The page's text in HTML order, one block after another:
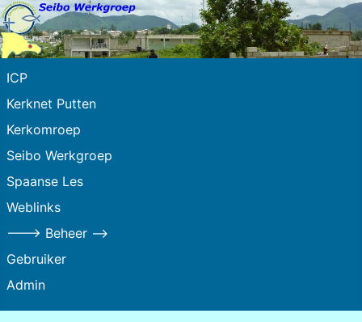
ICP
Kerknet Putten
Kerkomroep
Seibo Werkgroep
Spaanse Les
Weblinks
---> Beheer -->
Gebruiker
Admin